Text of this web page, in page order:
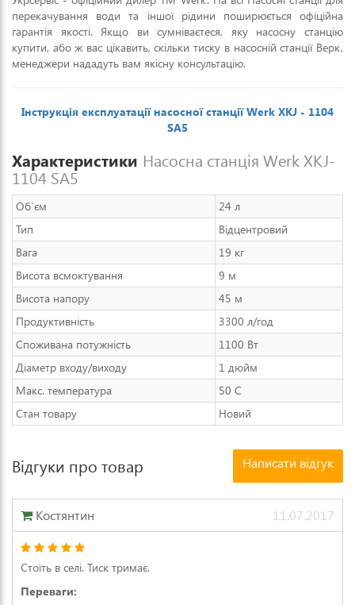
перекачування води та іншої рідини поширюється офіційна
гарантія якості. Якщо ви сумніваєтеся, яку насосну станцію
купити, або ж вас цікавить, скільки тиску в насосній станції Верк,
менеджери нададуть вам якісну консультацію.
Інструкція експлуатації насосної станції Werk XKJ - 1104
SA5
Характеристики Насосна станція Werk XKJ-
1104 SA5
Об`єм
24 л
Тип
Відцентровий
Вага
19 кг
Висота всмоктування
9 м
Висота напору
45 м
Продуктивність
3300 л/год
Споживана потужність
1100 Вт
Діаметр входу/виходу
1 дюйм
Макс. температура
50 C
Стан товару
Новий
Відгуки про товар Написати відгук
Костянтин 11.07.2017
Стоїть в селі. Тиск тримає.
Переваги: